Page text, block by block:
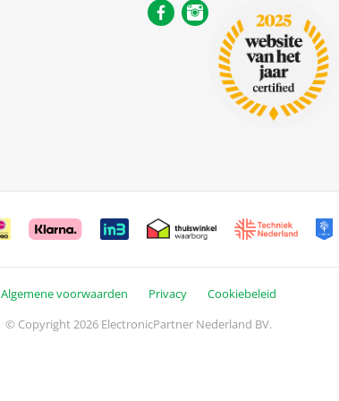
Algemene voorwaarden Privacy
Cookiebeleid
© Copyright 2026 ElectronicPartner Nederland BV.